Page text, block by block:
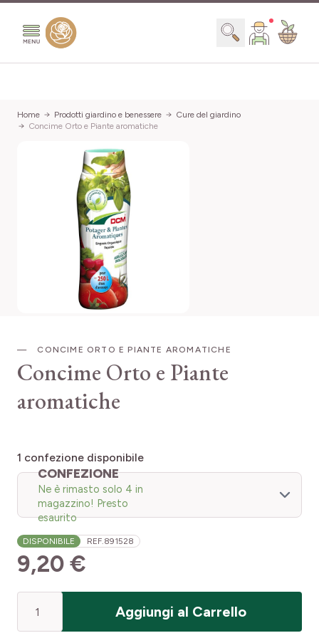
Search
Home Prodotti giardino e benessere
Cure del giardino
Concime Orto e Piante aromatiche
CONCIME ORTO E PIANTE AROMATICHE
Concime Orto e Piante
aromatiche
1 confezione disponibile
CONFEZIONE
Ne è rimasto solo 4 in
magazzino! Presto
esaurito
DISPONIBILE REF.891528
9,20 €
Aggiungi al Carrello